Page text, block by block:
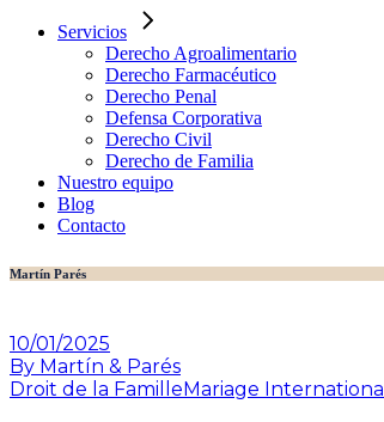
Servicios
Derecho Agroalimentario
Derecho Farmacéutico
Derecho Penal
Defensa Corporativa
Derecho Civil
Derecho de Familia
Nuestro equipo
Blog
Contacto
Martín Parés
10/01/2025
By Martín & Parés
Droit de la FamilleMariage International